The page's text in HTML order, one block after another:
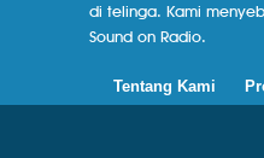
di telinga. Kami
Sound on Radio.
Tentang Kami